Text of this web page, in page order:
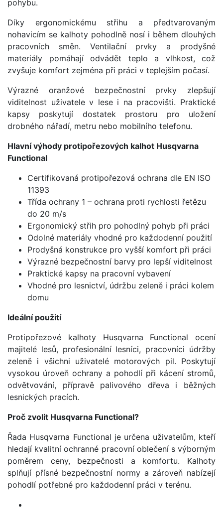
pohybu.
Díky ergonomickému střihu a předtvarovaným
nohavicím se kalhoty pohodlně nosí i během dlouhých
pracovních směn. Ventilační prvky a prodyšné
materiály pomáhají odvádět teplo a vlhkost, což
zvyšuje komfort zejména při práci v teplejším počasí.
Výrazné oranžové bezpečnostní prvky zlepšují
viditelnost uživatele v lese i na pracovišti. Praktické
kapsy poskytují dostatek prostoru pro uložení
drobného nářadí, metru nebo mobilního telefonu.
Hlavní výhody protipořezových kalhot Husqvarna
Functional
Certifikovaná protipořezová ochrana dle EN ISO
11393
Třída ochrany 1 – ochrana proti rychlosti řetězu
do 20 m/s
Ergonomický střih pro pohodlný pohyb při práci
Odolné materiály vhodné pro každodenní použití
Prodyšná konstrukce pro vyšší komfort při práci
Výrazné bezpečnostní barvy pro lepší viditelnost
Praktické kapsy na pracovní vybavení
Vhodné pro lesnictví, údržbu zeleně i práci kolem
domu
Ideální použití
Protipořezové kalhoty Husqvarna Functional ocení
majitelé lesů, profesionální lesníci, pracovníci údržby
zeleně i všichni uživatelé motorových pil. Poskytují
vysokou úroveň ochrany a pohodlí při kácení stromů,
odvětvování, přípravě palivového dřeva i běžných
lesnických pracích.
Proč zvolit Husqvarna Functional?
Řada Husqvarna Functional je určena uživatelům, kteří
hledají kvalitní ochranné pracovní oblečení s výborným
poměrem ceny, bezpečnosti a komfortu. Kalhoty
splňují přísné bezpečnostní normy a zároveň nabízejí
pohodlí potřebné pro každodenní práci v terénu.